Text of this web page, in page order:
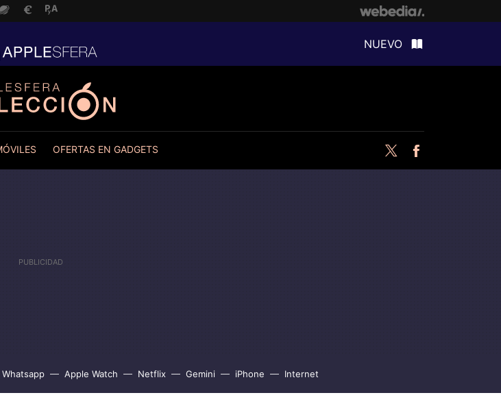
NUEVO
OFERTAS EN GADGETS Twitter
Whatsapp Apple Watch Netflix Gemini iPhone Internet